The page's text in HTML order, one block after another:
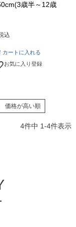
歳半～12歳
込
カートに入れる
お気に入り登録
価格が高い順
4件中 1-4件表示